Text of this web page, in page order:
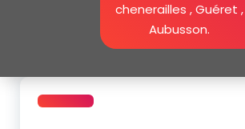
chenerailles , Guéret ,
Aubusson.